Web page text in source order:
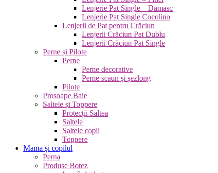
Lenjerie Pat Single – Damasc
Lenjerie Pat Single Cocolino
Lenjerii de Pat pentru Crăciun
Lenjerii Crăciun Pat Dublu
Lenjerii Crăciun Pat Single
Perne și Pilote
Perne
Perne decorative
Perne scaun și șezlong
Pilote
Prosoape Baie
Saltele și Toppere
Protecții Saltea
Saltele
Saltele copii
Toppere
Mama și copilul
Perna
Produse Botez